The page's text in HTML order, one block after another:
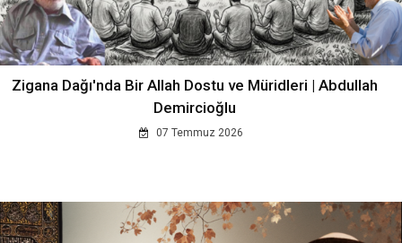
Zigana Dağı'nda Bir Allah Dostu ve Müridleri | Abdullah
Demircioğlu
07 Temmuz 2026